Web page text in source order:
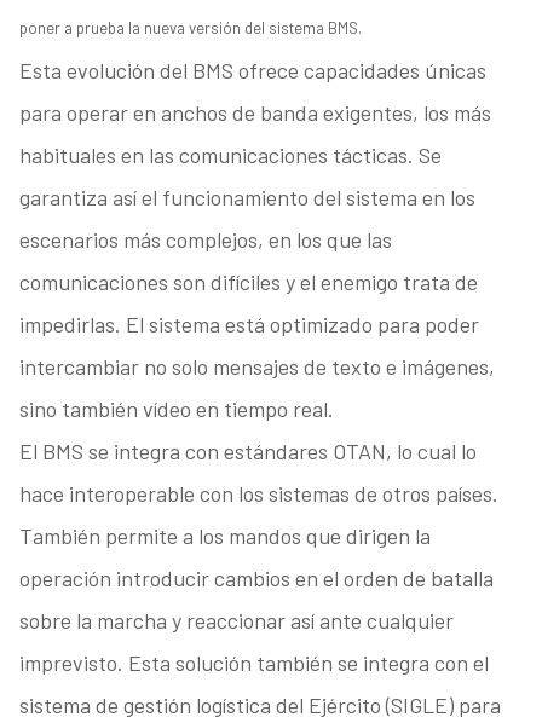
poner a prueba la nueva versión del sistema BMS.
Esta evolución del BMS ofrece capacidades únicas
para operar en anchos de banda exigentes, los más
habituales en las comunicaciones tácticas. Se
garantiza así el funcionamiento del sistema en los
escenarios más complejos, en los que las
comunicaciones son difíciles y el enemigo trata de
impedirlas. El sistema está optimizado para poder
intercambiar no solo mensajes de texto e imágenes,
sino también vídeo en tiempo real.
El BMS se integra con estándares OTAN, lo cual lo
hace interoperable con los sistemas de otros países.
También permite a los mandos que dirigen la
operación introducir cambios en el orden de batalla
sobre la marcha y reaccionar así ante cualquier
imprevisto. Esta solución también se integra con el
sistema de gestión logística del Ejército (SIGLE) para